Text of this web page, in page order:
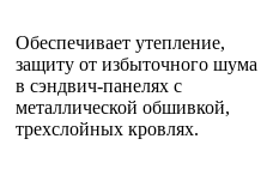
Обеспечивает утепление,
защиту от избыточного шума
в сэндвич-панелях с
металлической обшивкой,
трехслойных кровлях.